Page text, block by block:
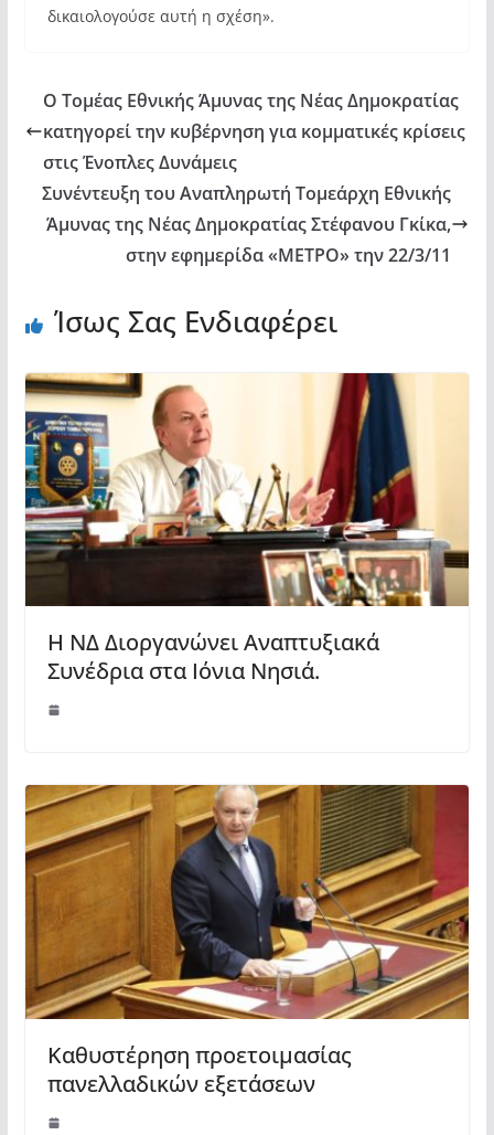
δικαιολογούσε αυτή η σχέση».
Ο Τομέας Εθνικής Άμυνας της Νέας Δημοκρατίας
κατηγορεί την κυβέρνηση για κομματικές κρίσεις
στις Ένοπλες Δυνάμεις
Συνέντευξη του Αναπληρωτή Τομεάρχη Εθνικής
Άμυνας της Νέας Δημοκρατίας Στέφανου Γκίκα,
στην εφημερίδα «ΜΕΤΡΟ» την 22/3/11
Ίσως Σας Ενδιαφέρει
Η ΝΔ Διοργανώνει Αναπτυξιακά
Συνέδρια στα Ιόνια Νησιά.
Καθυστέρηση προετοιμασίας
πανελλαδικών εξετάσεων